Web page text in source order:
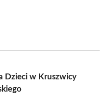
Dzieci w Kruszwicy